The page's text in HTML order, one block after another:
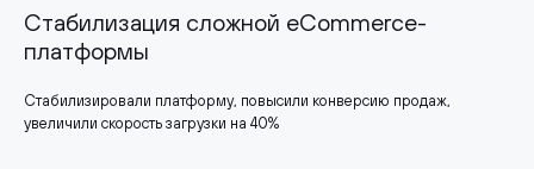
Стабилизация сложной eCommerce-
платформы
Стабилизировали платформу, повысили конверсию продаж,
увеличили скорость загрузки на 40%